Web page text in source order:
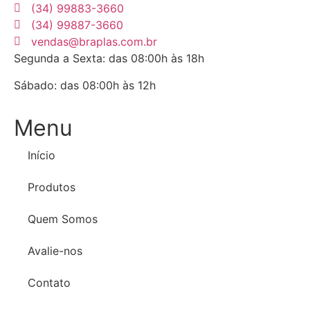
(34) 99883-3660
(34) 99887-3660
vendas@braplas.com.br
Segunda a Sexta: das 08:00h às 18h
Sábado: das 08:00h às 12h
Menu
Início
Produtos
Quem Somos
Avalie-nos
Contato